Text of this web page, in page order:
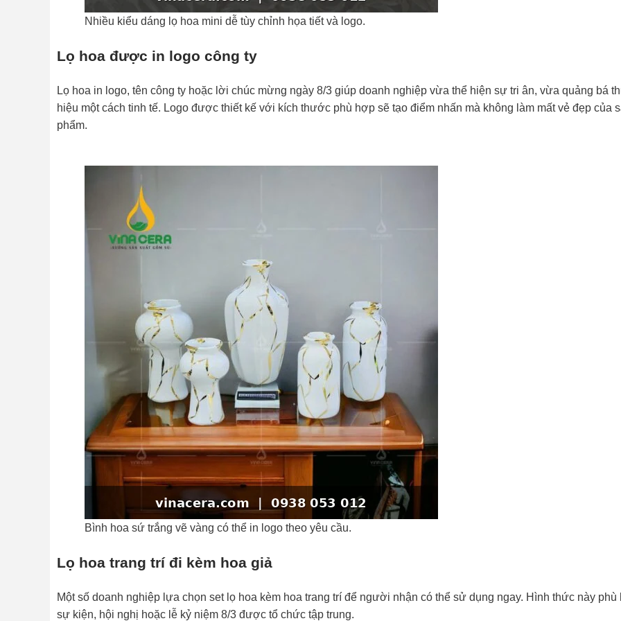
Nhiều kiểu dáng lọ hoa mini dễ tùy chỉnh họa tiết và logo.
Lọ hoa được in logo công ty
Lọ hoa in logo, tên công ty hoặc lời chúc mừng ngày 8/3 giúp doanh nghiệp vừa thể hiện sự tri ân, vừa quảng bá
hiệu một cách tinh tế. Logo được thiết kế với kích thước phù hợp sẽ tạo điểm nhấn mà không làm mất vẻ đẹp của
phẩm.
Bình hoa sứ trắng vẽ vàng có thể in logo theo yêu cầu.
Lọ hoa trang trí đi kèm hoa giả
Một số doanh nghiệp lựa chọn set lọ hoa kèm hoa trang trí để người nhận có thể sử dụng ngay. Hình thức này
sự kiện, hội nghị hoặc lễ kỷ niệm 8/3 được tổ chức tập trung.